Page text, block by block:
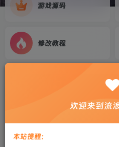
游戏源码
修改教程
Linux手工服务端+GM授
2年前更新
欢迎来到流
本站提醒：